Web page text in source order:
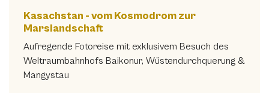
Kasachstan - vom Kosmodrom zur
Marslandschaft
Aufregende Fotoreise mit exklusivem Besuch des
Weltraumbahnhofs Baikonur, Wüstendurchquerung &
Mangystau